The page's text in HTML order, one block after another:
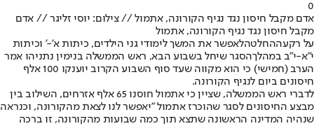
0
אדם מקבל חיסון נגד נגיף הקורונה, אתמול // צילום: יוסי זליגר // אדם
מקבל חיסון נגד נגיף הקורונה, אתמול
על רקעההחלטהלאפשר את המשך לימודי גני הילדים, כיתות א'-' וכיתות
י"א-י"ב במהלךהסגר שיחל בשבוע הבא, ראש הממשלה בנימין נתניהו אמר
הערב (חמישי) כי הוא מקווה שעד סוף השבוע הקרוב יוענקו 100 אלף
חיסונים ביום לנגיף הקורונה.
לדברי ראש הממשלה, שציין כי אתמול חוסנו 65 אלף אזרחים, השילוב בין
מבצע החיסונים לסגר שהוכרז אתמול "יאפשר לנו לצאת מהקורונה, וכנראה
שנהיה המדינה הראשונה שתצא תוך כמה שבועות מהקורונה, זו ברכה